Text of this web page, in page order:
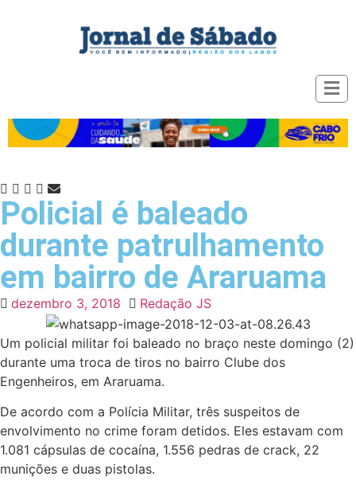
Policial é baleado
durante patrulhamento
em bairro de Araruama
dezembro 3, 2018 Redação JS
Um policial militar foi baleado no braço neste domingo (2)
durante uma troca de tiros no bairro Clube dos
Engenheiros, em Araruama.
De acordo com a Polícia Militar, três suspeitos de
envolvimento no crime foram detidos. Eles estavam com
1.081 cápsulas de cocaína, 1.556 pedras de crack, 22
munições e duas pistolas.